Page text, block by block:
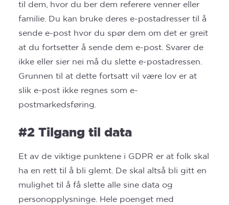
til dem, hvor du ber dem referere venner eller
familie. Du kan bruke deres e-postadresser til å
sende e-post hvor du spør dem om det er greit
at du fortsetter å sende dem e-post. Svarer de
ikke eller sier nei må du slette e-postadressen.
Grunnen til at dette fortsatt vil være lov er at
slik e-post ikke regnes som e-
postmarkedsføring.
#2 Tilgang til data
Et av de viktige punktene i GDPR er at folk skal
ha en rett til å bli glemt. De skal altså bli gitt en
mulighet til å få slette alle sine data og
personopplysninge. Hele poenget med